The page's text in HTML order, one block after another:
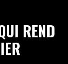
REND